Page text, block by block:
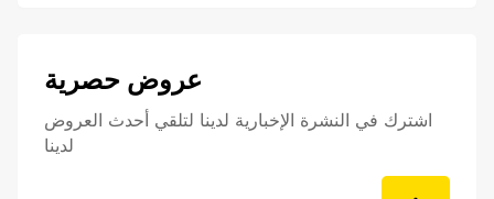
عروض حصرية
اشترك في النشرة الإخبارية لدينا لتلقي أحدث العروض
لدينا